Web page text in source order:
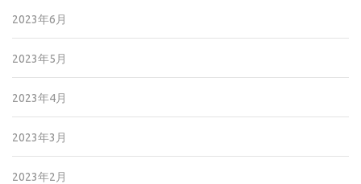
2023年6月
2023年5月
2023年4月
2023年3月
2023年2月